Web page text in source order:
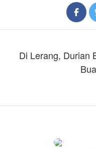
Di Lerang, Durian